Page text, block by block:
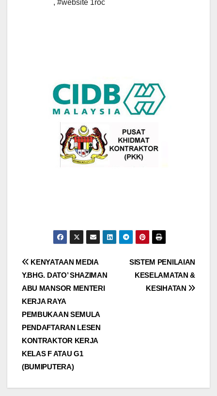
, #website 1roc
Post
navigation
SISTEM PENILAIAN
KESELAMATAN &
KESIHATAN
KENYATAAN MEDIA
Y.BHG. DATO’ SHAZIMAN
ABU MANSOR MENTERI
KERJA RAYA
PEMBUKAAN SEMULA
PENDAFTARAN LESEN
KONTRAKTOR KERJA
KELAS F ATAU G1
(BUMIPUTERA)